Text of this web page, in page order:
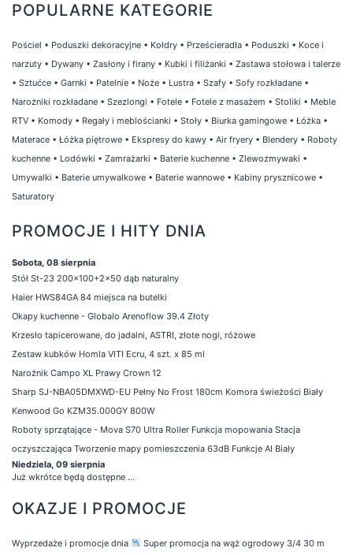
POPULARNE KATEGORIE
Pościel • Poduszki dekoracyjne • Kołdry • Prześcieradła • Poduszki • Koce i
narzuty • Dywany • Zasłony i firany • Kubki i filiżanki • Zastawa stołowa i talerze
• Sztućce • Garnki • Patelnie • Noże • Lustra • Szafy • Sofy rozkładane •
Narożniki rozkładane • Szezlongi • Fotele • Fotele z masażem • Stoliki • Meble
RTV • Komody • Regały i meblościanki • Stoły • Biurka gamingowe • Łóżka •
Materace • Łóżka piętrowe • Ekspresy do kawy • Air fryery • Blendery • Roboty
kuchenne • Lodówki • Zamrażarki • Baterie kuchenne • Zlewozmywaki •
Umywalki • Baterie umywalkowe • Baterie wannowe • Kabiny prysznicowe •
Saturatory
PROMOCJE I HITY DNIA
Sobota, 08 sierpnia
Stół St-23 200x100+2x50 dąb naturalny
Haier HWS84GA 84 miejsca na butelki
Okapy kuchenne - Globalo Arenoflow 39.4 Złoty
Krzesło tapicerowane, do jadalni, ASTRI, złote nogi, różowe
Zestaw kubków Homla VITI Ecru, 4 szt. x 85 ml
Narożnik Campo XL Prawy Crown 12
Sharp SJ-NBA05DMXWD-EU Pełny No Frost 180cm Komora świeżości Biały
Kenwood Go KZM35.000GY 800W
Roboty sprzątające - Mova S70 Ultra Roller Funkcja mopowania Stacja
oczyszczająca Tworzenie mapy pomieszczenia 63dB Funkcje AI Biały
Niedziela, 09 sierpnia
Już wkrótce będą dostępne ...
OKAZJE I PROMOCJE
Wyprzedaże i promocje dnia
Super promocja na wąż ogrodowy 3/4 30 m